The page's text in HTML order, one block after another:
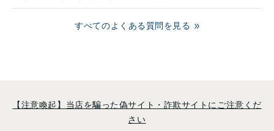
すべてのよくある質問を見る
【注意喚起】当店を騙った偽サイト・詐欺サイトにご注意くだ
さい